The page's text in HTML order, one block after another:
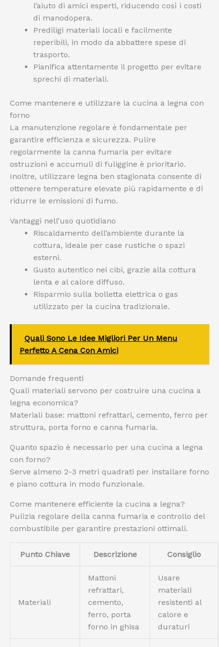
l’aiuto di amici esperti, riducendo così i costi
di manodopera.
Prediligi materiali locali e facilmente
reperibili, in modo da abbattere spese di
trasporto.
Pianifica attentamente il progetto per evitare
sprechi di materiali.
Come mantenere e utilizzare la cucina a legna con
forno
La manutenzione regolare è fondamentale per
garantire efficienza e sicurezza. Pulire
regolarmente la canna fumaria per evitare
ostruzioni e accumuli di fuliggine è prioritario.
Inoltre, utilizzare legna ben stagionata consente di
ottenere temperature elevate più rapidamente e di
ridurre le emissioni di fumo.
Vantaggi nell’uso quotidiano
Riscaldamento dell’ambiente durante la
cottura, ideale per case rustiche o spazi
esterni.
Gusto autentico nei cibi, grazie alla cottura
lenta e al calore diffuso.
Risparmio sulla bolletta elettrica o gas
utilizzato per la cucina tradizionale.
Quali Sono Le Idee Migliori Per Un Menu
Perfetto A Cena Con Amici
Domande frequenti
Quali materiali servono per costruire una cucina a
legna economica?
Materiali base: mattoni refrattari, cemento, ferro per
struttura, porta forno e canna fumaria.
Quanto spazio è necessario per una cucina a legna
con forno?
Serve almeno 2-3 metri quadrati per installare forno
e piano cottura in modo funzionale.
Come mantenere efficiente la cucina a legna?
Pulizia regolare della canna fumaria e controllo del
combustibile per garantire prestazioni ottimali.
Punto Chiave Descrizione Consiglio
Materiali
Mattoni
refrattari,
cemento,
ferro, porta
forno in ghisa
Usare
materiali
resistenti al
calore e
duraturi